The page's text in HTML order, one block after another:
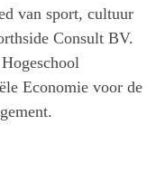
van sport, cultuur
Consult BV.
Economie voor de